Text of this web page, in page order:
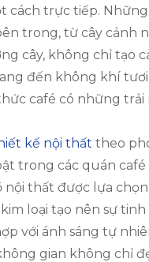
cách trực tiếp.
trong, từ cây cảnh
cây, không chỉ tạo
đến không khí
café có những trải
kế nội thất theo
trong các quán café
nội thất được lựa
loại tạo nên sự tinh
với ánh sáng tự
gian không chỉ